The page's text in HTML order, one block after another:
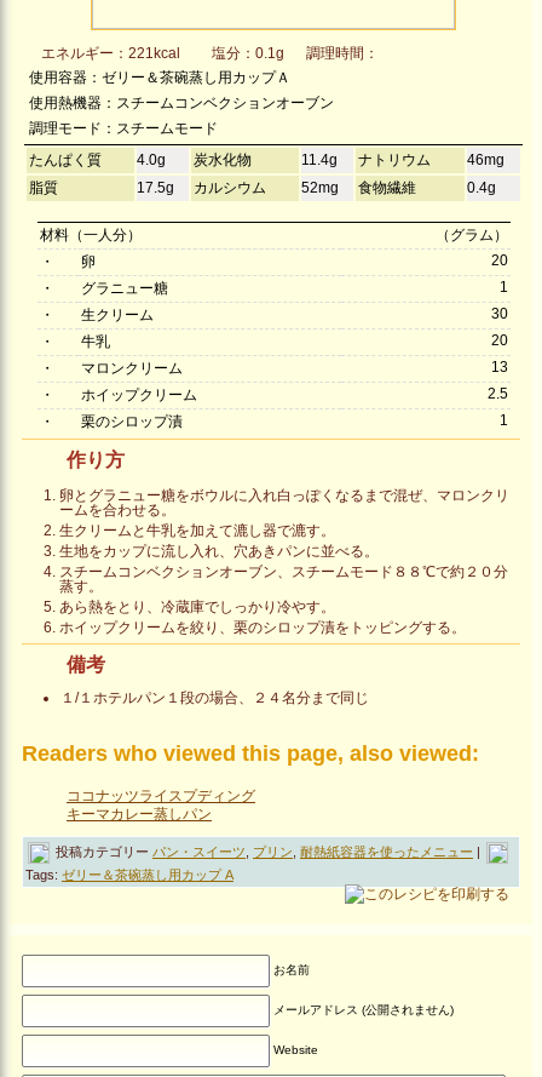
エネルギー：221kcal 塩分：0.1g
調理時間：
使用容器：ゼリー＆茶碗蒸し用カップＡ
使用熱機器：スチームコンベクションオーブン
調理モード：スチームモード
たんぱく質
4.0g 炭水化物 11.4g ナトリウム
46mg
脂質
17.5g カルシウム 52mg 食物繊維 0.4g
材料（一人分）
（グラム）
・
卵
20
・
グラニュー糖
1
・
生クリーム
30
・
牛乳
20
・
マロンクリーム
13
・
ホイップクリーム
2.5
・
栗のシロップ漬 1
作り方
卵とグラニュー糖をボウルに入れ白っぽくなるまで混ぜ、マロンクリ
ームを合わせる。
生クリームと牛乳を加えて漉し器で漉す。
生地をカップに流し入れ、穴あきパンに並べる。
スチームコンベクションオーブン、スチームモード８８℃で約２０分
蒸す。
あら熱をとり、冷蔵庫でしっかり冷やす。
ホイップクリームを絞り、栗のシロップ漬をトッピングする。
備考
１/１ホテルパン１段の場合、２４名分まで同じ
Readers who viewed this page, also viewed:
ココナッツライスプディング
キーマカレー蒸しパン
投稿カテゴリー パン・スイーツ プリン 耐熱紙容器を使ったメニュー |
Tags: ゼリー＆茶碗蒸し用カップ A
お名前
メールアドレス (公開されません)
Website